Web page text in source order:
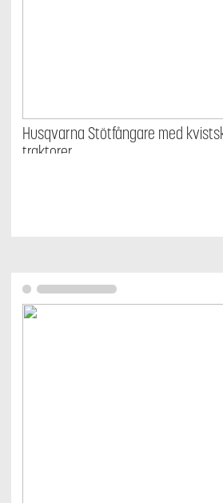
Husqvarna Stötfångare med
traktorer